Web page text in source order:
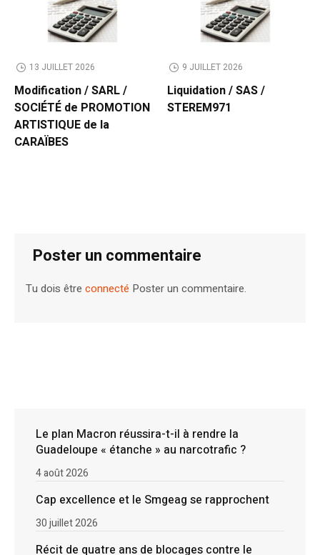
13 JUILLET 2026
Modification / SARL /
SOCIÉTÉ de PROMOTION
ARTISTIQUE de la
CARAÏBES
9 JUILLET 2026
Liquidation / SAS /
STEREM971
Poster un commentaire
Tu dois êtreconnecté Poster un commentaire.
Le plan Macron réussira-t-il à rendre la
Guadeloupe « étanche » au narcotrafic ?
4 août 2026
Cap excellence et le Smgeag se rapprochent
30 juillet 2026
Récit de quatre ans de blocages contre le